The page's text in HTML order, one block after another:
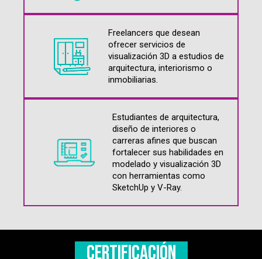
Freelancers que desean
ofrecer servicios de
visualización 3D a estudios de
arquitectura, interiorismo o
inmobiliarias.
Estudiantes de arquitectura,
diseño de interiores o
carreras afines que buscan
fortalecer sus habilidades en
modelado y visualización 3D
con herramientas como
SketchUp y V-Ray.
Certificación